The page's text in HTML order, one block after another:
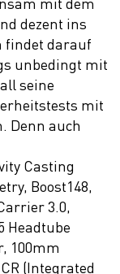
dezent ins
findet darauf
unbedingt mit
seine
mit
Denn auch
Casting
Boost148,
3.0,
Headtube
100mm
(Integrated